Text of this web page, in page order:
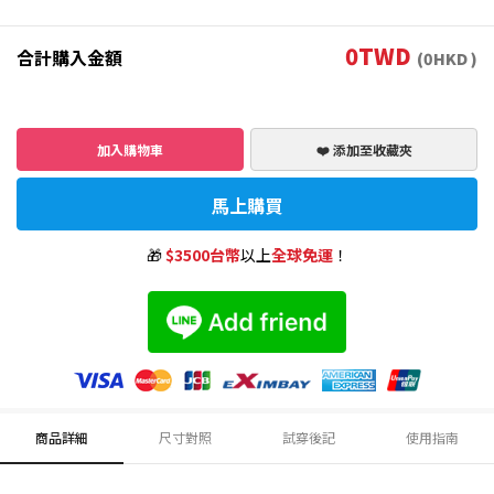
合計購入金額 0TWD (0HKD )
加入購物車 ❤️ 添加至收藏夾
馬上購買
🎁$3500台幣以上全球免運！
商品詳細 尺寸對照 試穿後記 使用指南